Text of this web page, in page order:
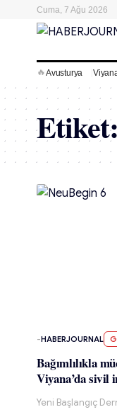
Cuma, 7 Ağu 2026
🔥Avusturya
-HABERJOURNAL
Bağımlılıkla
Viyana’da sivil
Yeni Başlangıç